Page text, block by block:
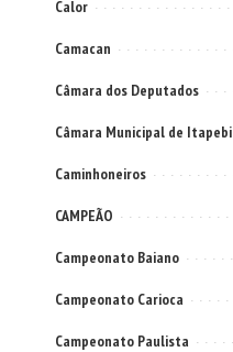
Calor
Camacan
Câmara dos Deputados
Câmara Municipal de Itapebi
Caminhoneiros
CAMPEÃO
Campeonato Baiano
Campeonato Carioca
Campeonato Paulista